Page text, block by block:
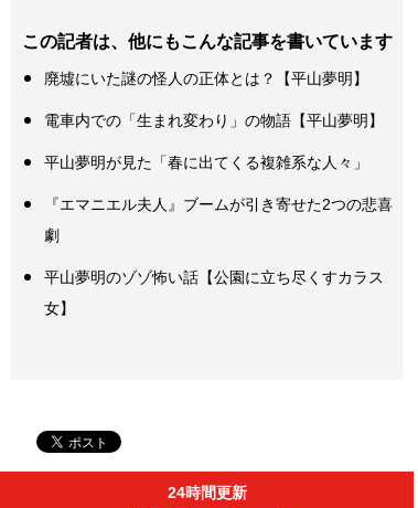
この記者は、他にもこんな記事を書いています
廃墟にいた謎の怪人の正体とは？【平山夢明】
電車内での「生まれ変わり」の物語【平山夢明】
平山夢明が見た「春に出てくる複雑系な人々」
『エマニエル夫人』ブームが引き寄せた2つの悲喜
劇
平山夢明のゾゾ怖い話【公園に立ち尽くすカラス
女】
24時間更新